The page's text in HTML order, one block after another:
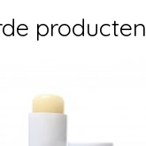
producten